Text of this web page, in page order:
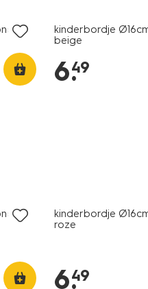
kinderbordje
beige
6.
49
kinderbordje
roze
6.
49